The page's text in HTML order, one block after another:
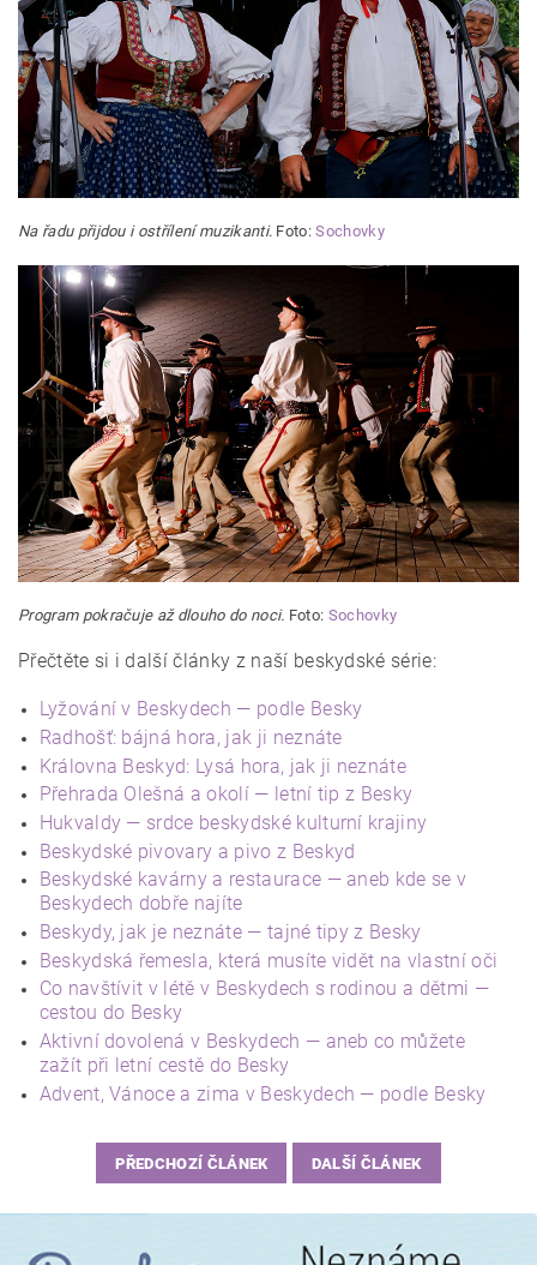
Na řadu přijdou i ostřílení muzikanti. Foto:Sochovky
Program pokračuje až dlouho do noci. Foto: Sochovky
Přečtěte si i další články z naší beskydské série:
Lyžování v Beskydech — podle Besky
Radhošť: bájná hora, jak ji neznáte
Královna Beskyd: Lysá hora, jak ji neznáte
Přehrada Olešná a okolí — letní tip z Besky
Hukvaldy — srdce beskydské kulturní krajiny
Beskydské pivovary a pivo z Beskyd
Beskydské kavárny a restaurace — aneb kde se v
Beskydech dobře najíte
Beskydy, jak je neznáte — tajné tipy z Besky
Beskydská řemesla, která musíte vidět na vlastní oči
Co navštívit v létě v Beskydech s rodinou a dětmi —
cestou do Besky
Aktivní dovolená v Beskydech — aneb co můžete
zažít při letní cestě do Besky
Advent, Vánoce a zima v Beskydech — podle Besky
PŘEDCHOZÍ ČLÁNEK DALŠÍ ČLÁNEK